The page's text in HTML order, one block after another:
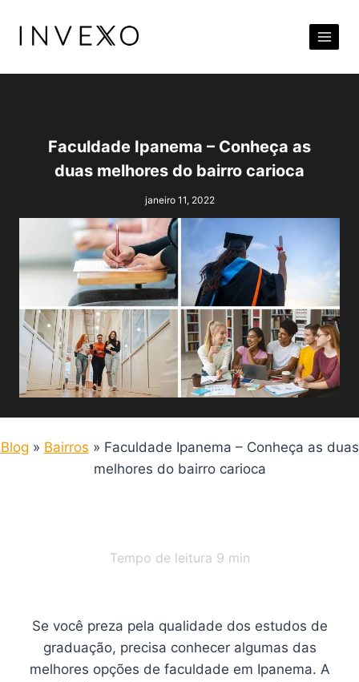
para
Conteúdo
Faculdade Ipanema – Conheça as
duas melhores do bairro carioca
janeiro 11, 2022
Blog » Bairros » Faculdade Ipanema – Conheça as duas
melhores do bairro carioca
Tempo de leitura 9 min
Se você preza pela qualidade dos estudos de
graduação, precisa conhecer algumas das
melhores opções de faculdade em Ipanema. A